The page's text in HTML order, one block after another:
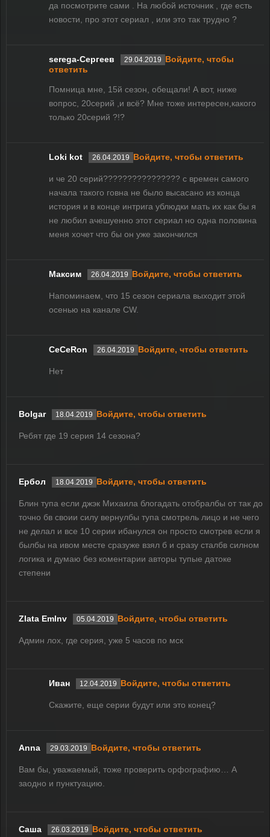
да посмотрите сами . На любой источник , где есть
новости, про этот сериал , или это так трудно ?
serega-Сергеев 29.04.2019 Войдите, чтобы
ответить
Помница мне, 15й сезон, обещали! А вот, ниже
вопрос, 20серий ,и всё? Мне тоже интересен,какого
только 20серий ?!?
Loki kot 26.04.2019 Войдите, чтобы ответить
и че 20 серий???????????????? с времен самого
начала такого говна не было высасано из конца
история и в конце интрига ублюдки мать их как бы я
не любил ачешуенно этот сериал но одна половина
меня хочет что бы он уже закончился
Максим 26.04.2019 Войдите, чтобы ответить
Напоминаем, что 15 сезон сериала выходит этой
осенью на канале CW.
CeCeRon 26.04.2019 Войдите, чтобы ответить
Нет
Bolgar 18.04.2019 Войдите, чтобы ответить
Ребят где 19 серия 14 сезона?
Ербол 18.04.2019 Войдите, чтобы ответить
Блин тупа если джэк Михаила блогадать отобралбы от так до
точно бв своии силу вернулбы тупа смотрель лицо и не чего
не делал и все 10 серии ибанулся он просто смотрев если я
былбы на ивом месте сразуже взял б и сразу сталбв силном
логика и думаю без коментарии авторы тупые датоке
степени
Zlata Emlnv 05.04.2019 Войдите, чтобы ответить
Админ лох, где серия, уже 5 часов по мск
Иван 12.04.2019 Войдите, чтобы ответить
Скажите, еще серии будут или это конец?
Anna 29.03.2019 Войдите, чтобы ответить
Вам бы, уважаемый, тоже проверить орфографию… А
заодно и пунктуацию.
Саша 26.03.2019 Войдите, чтобы ответить